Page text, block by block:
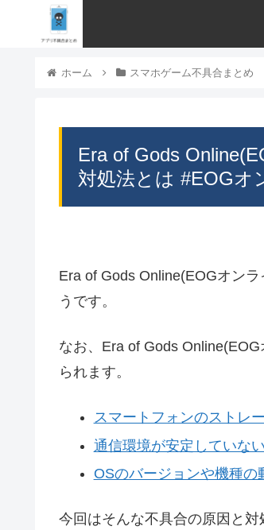
ホーム スマホゲーム不具合まとめ
Era of Gods
対処法とは #EOGオ
Era of Gods Online(EOGオン
うです。
なお、Era of Gods
られます。
スマートフォンのストレ
通信環境が安定していない
OSのバージョンや機種の
今回はそんな不具合の原因と対